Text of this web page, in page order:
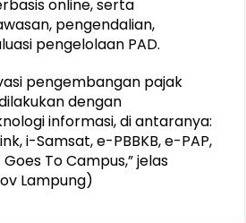
online, serta
pengendalian,
pengelolaan PAD.
pengembangan pajak
dengan
informasi, di antaranya:
i-Samsat, e-PBBKB, e-PAP,
Goes To Campus,” jelas
Lampung)